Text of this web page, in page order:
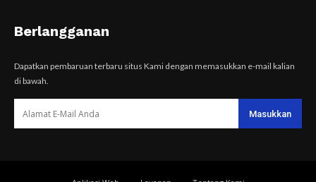
Berlangganan
Dapatkan pembaruan terbaru situs Kami dengan memasukkan e-mail kalian
di bawah.